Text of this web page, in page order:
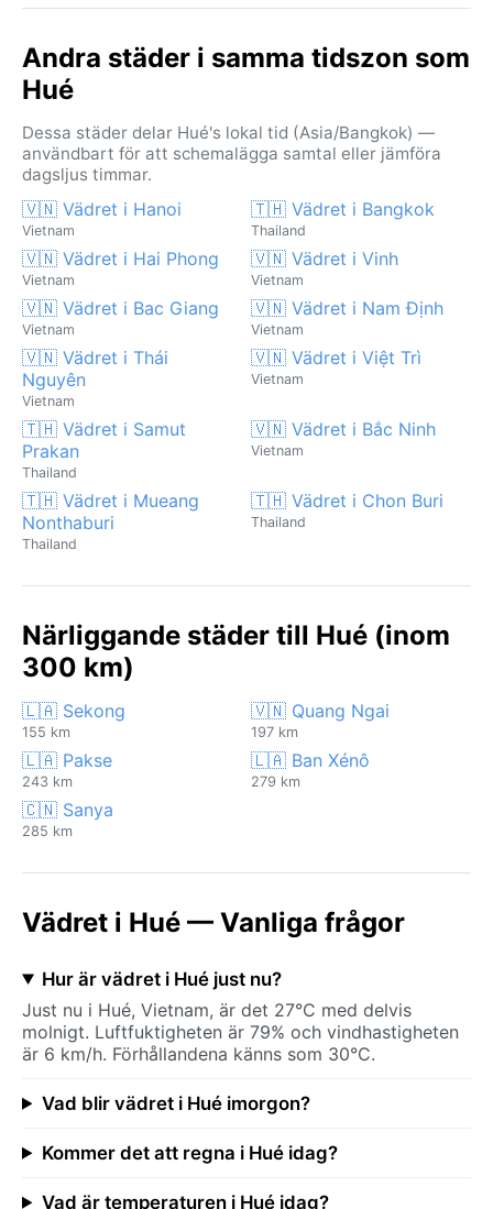
Andra städer i samma tidszon som
Hué
Dessa städer delar Hué's lokal tid (Asia/Bangkok) —
användbart för att schemalägga samtal eller jämföra
dagsljus timmar.
🇻🇳 Vädret i Hanoi
Vietnam
🇹🇭 Vädret i Bangkok
Thailand
🇻🇳 Vädret i Hai Phong
Vietnam
🇻🇳 Vädret i Vinh
Vietnam
🇻🇳 Vädret i Bac Giang
Vietnam
🇻🇳 Vädret i Nam Định
Vietnam
🇻🇳 Vädret i Thái
Nguyên
Vietnam
🇻🇳 Vädret i Việt Trì
Vietnam
🇹🇭 Vädret i Samut
Prakan
Thailand
🇻🇳 Vädret i Bắc Ninh
Vietnam
🇹🇭 Vädret i Mueang
Nonthaburi
Thailand
🇹🇭 Vädret i Chon Buri
Thailand
Närliggande städer till Hué (inom
300 km)
🇱🇦 Sekong
155 km
🇻🇳 Quang Ngai
197 km
🇱🇦 Pakse
243 km
🇱🇦 Ban Xénô
279 km
🇨🇳 Sanya
285 km
Vädret i Hué — Vanliga frågor
Hur är vädret i Hué just nu?
Just nu i Hué, Vietnam, är det 27°C med delvis
molnigt. Luftfuktigheten är 79% och vindhastigheten
är 6 km/h. Förhållandena känns som 30°C.
Vad blir vädret i Hué imorgon?
Kommer det att regna i Hué idag?
Vad är temperaturen i Hué idag?